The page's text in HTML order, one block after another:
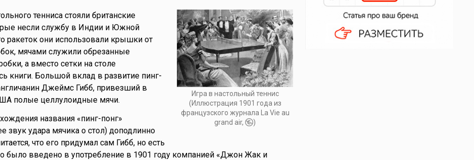
Игра в настольный теннис
(Иллюстрация 1901 года из
французского журнала La Vie au
grand air,
)
тенниса стояли британские
несли службу в Индии и Южной
ракеток они использовали крышки от
мячами служили обрезанные
а вместо сетки на столе
книги. Большой вклад в развитие пинг-
Джеймс Гибб, привезший в
полые целлулоидные мячи.
названия «пинг-понг»
звук удара мячика о стол) доподлинно
что его придумал сам Гибб, но есть
было введено в употребление в 1901 году компанией «Джон Жак и